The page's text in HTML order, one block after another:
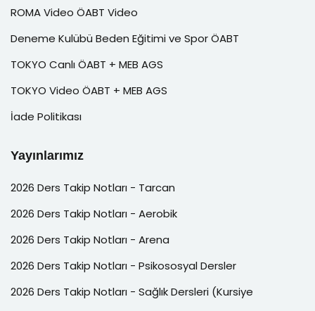
ROMA Video ÖABT Video
Deneme Kulübü Beden Eğitimi ve Spor ÖABT
TOKYO Canlı ÖABT + MEB AGS
TOKYO Video ÖABT + MEB AGS
İade Politikası
Yayınlarımız
2026 Ders Takip Notları - Tarcan
2026 Ders Takip Notları - Aerobik
2026 Ders Takip Notları - Arena
2026 Ders Takip Notları - Psikososyal Dersler
2026 Ders Takip Notları - Sağlık Dersleri (Kursiye